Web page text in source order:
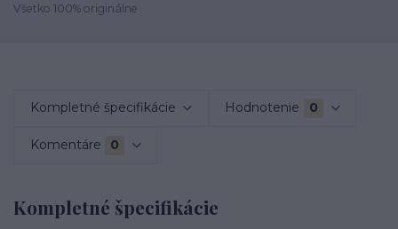
Všetko 100% originálne
Kompletné špecifikácie Hodnotenie 0
Komentáre 0
Kompletné špecifikácie